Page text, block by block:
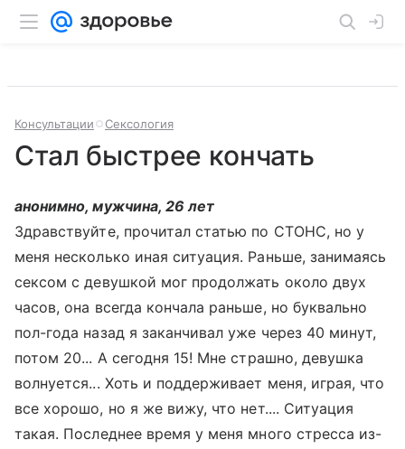
Консультации Сексология
Стал быстрее кончать
анонимно, мужчина, 26 лет
Здравствуйте, прочитал статью по СТОНС, но у
меня несколько иная ситуация. Раньше, занимаясь
сексом с девушкой мог продолжать около двух
часов, она всегда кончала раньше, но буквально
пол-года назад я заканчивал уже через 40 минут,
потом 20... А сегодня 15! Мне страшно, девушка
волнуется... Хоть и поддерживает меня, играя, что
все хорошо, но я же вижу, что нет.... Ситуация
такая. Последнее время у меня много стресса из-